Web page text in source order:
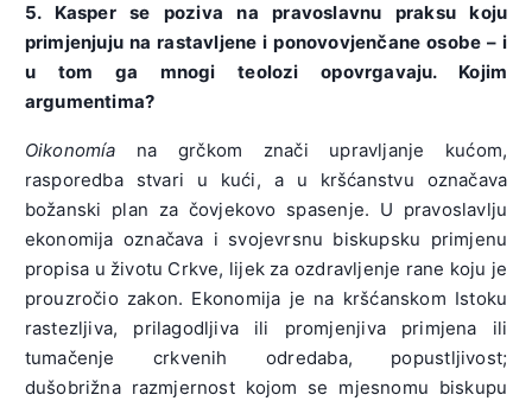
5. Kasper se poziva na pravoslavnu praksu koju
primjenjuju na rastavljene i ponovovjenčane osobe – i
u tom ga mnogi teolozi opovrgavaju. Kojim
argumentima?
Oikonomía na grčkom znači upravljanje kućom,
rasporedba stvari u kući, a u kršćanstvu označava
božanski plan za čovjekovo spasenje. U pravoslavlju
ekonomija označava i svojevrsnu biskupsku primjenu
propisa u životu Crkve, lijek za ozdravljenje rane koju je
prouzročio zakon. Ekonomija je na kršćanskom Istoku
rastezljiva, prilagodljiva ili promjenjiva primjena ili
tumačenje crkvenih odredaba, popustljivost;
dušobrižna razmjernost kojom se mjesnomu biskupu